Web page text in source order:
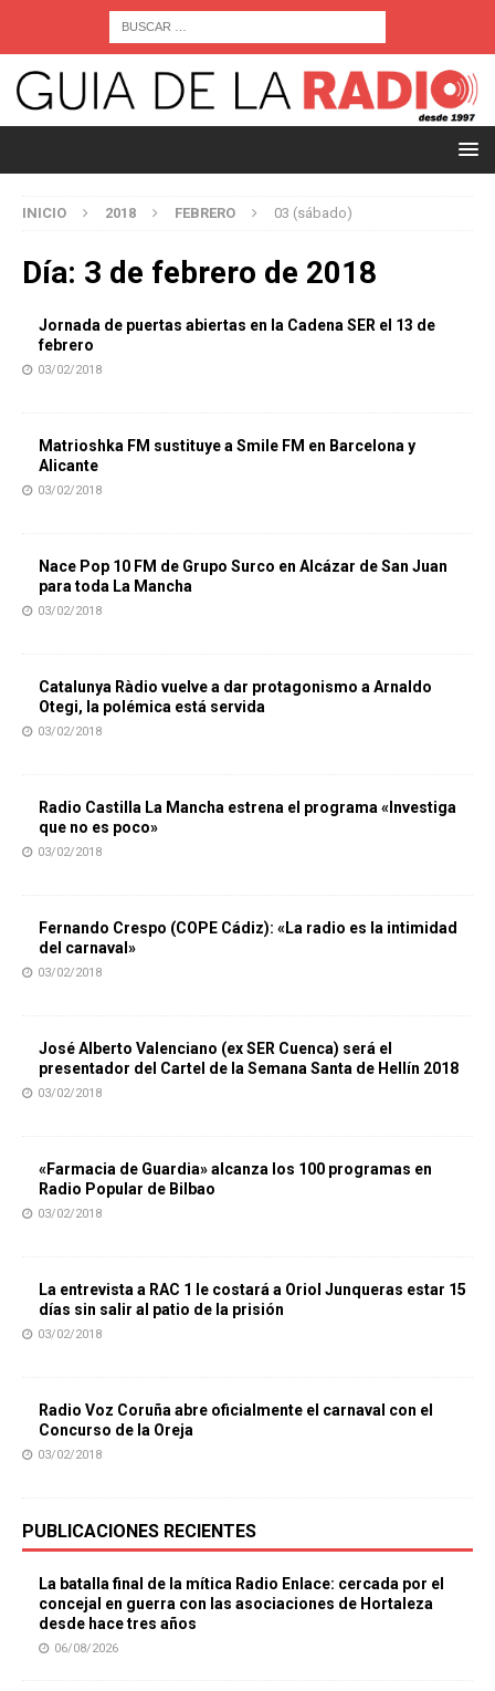
INICIO 2018 FEBRERO 03 (sábado)
Día: 3 de febrero de 2018
Jornada de puertas abiertas en la Cadena SER el 13 de
febrero
03/02/2018
Matrioshka FM sustituye a Smile FM en Barcelona y
Alicante
03/02/2018
Nace Pop 10 FM de Grupo Surco en Alcázar de San Juan
para toda La Mancha
03/02/2018
Catalunya Ràdio vuelve a dar protagonismo a Arnaldo
Otegi, la polémica está servida
03/02/2018
Radio Castilla La Mancha estrena el programa «Investiga
que no es poco»
03/02/2018
Fernando Crespo (COPE Cádiz): «La radio es la intimidad
del carnaval»
03/02/2018
José Alberto Valenciano (ex SER Cuenca) será el
presentador del Cartel de la Semana Santa de Hellín 2018
03/02/2018
«Farmacia de Guardia» alcanza los 100 programas en
Radio Popular de Bilbao
03/02/2018
La entrevista a RAC 1 le costará a Oriol Junqueras estar 15
días sin salir al patio de la prisión
03/02/2018
Radio Voz Coruña abre oficialmente el carnaval con el
Concurso de la Oreja
03/02/2018
PUBLICACIONES RECIENTES
La batalla final de la mítica Radio Enlace: cercada por el
concejal en guerra con las asociaciones de Hortaleza
desde hace tres años
06/08/2026